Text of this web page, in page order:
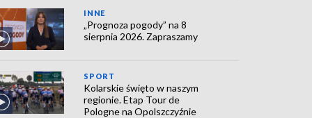
INNE
„Prognoza pogody” na 8
sierpnia 2026. Zapraszamy
SPORT
Kolarskie święto w naszym
regionie. Etap Tour de
Pologne na Opolszczyźnie